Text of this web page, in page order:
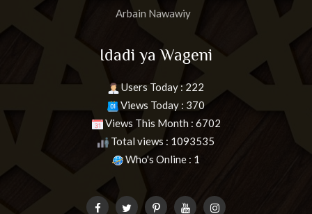
Arbain Nawawiy
Idadi ya Wageni
Users Today : 222
Views Today : 370
Views This Month : 6702
Total views : 1093535
Who's Online : 1